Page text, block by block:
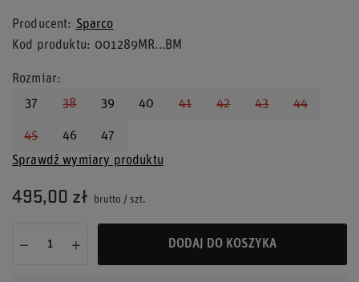
Producent
Sparco
Kod produktu
001289MR...BM
Rozmiar
37
38 39 40 41 42 43 44
45 46
47
Sprawdź wymiary produktu
495,00 zł brutto / szt.
DODAJ DO KOSZYKA